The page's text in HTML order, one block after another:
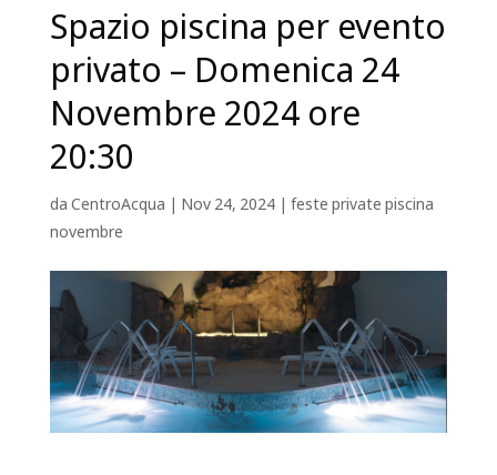
Spazio piscina per evento
privato – Domenica 24
Novembre 2024 ore
20:30
daCentroAcqua | Nov 24, 2024| feste private piscina
novembre